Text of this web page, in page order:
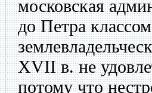
московская
до Петра
XVII в. не
потому что